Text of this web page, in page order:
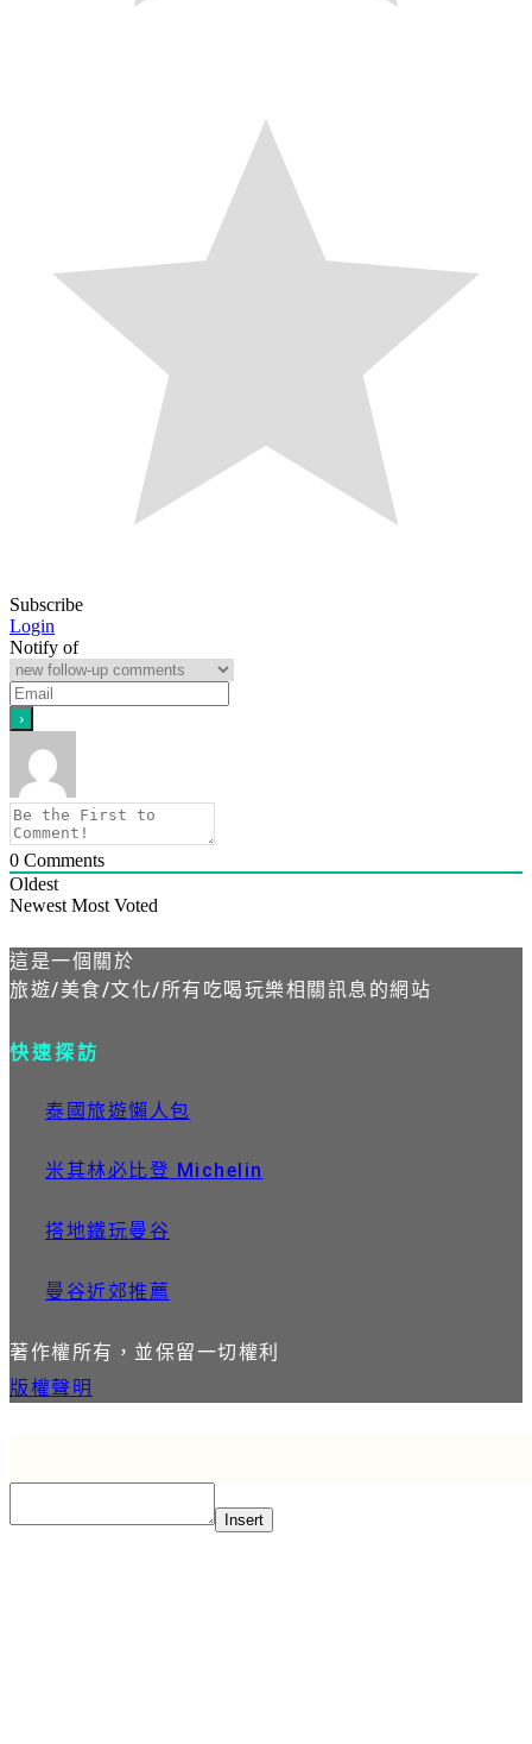
Subscribe
Login
Notify of
0 Comments
Oldest
Newest Most Voted
這是一個關於
旅遊/美食/文化/所有吃喝玩樂相關訊息的網站
快速探訪
泰國旅遊懶人包
米其林必比登 Michelin
搭地鐵玩曼谷
曼谷近郊推薦
著作權所有，並保留一切權利
版權聲明
Insert